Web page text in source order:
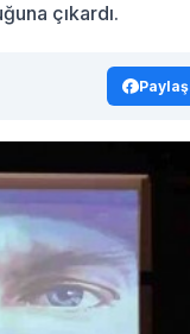
çıkardı.
Paylaş